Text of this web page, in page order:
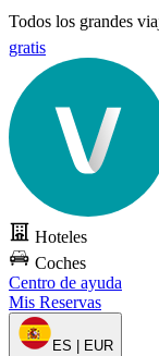
Todos los grandes
gratis
Hoteles
Coches
Centro de ayuda
Mis Reservas
ES | EUR